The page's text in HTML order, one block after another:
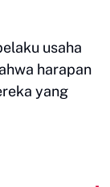
usaha
harapan
yang